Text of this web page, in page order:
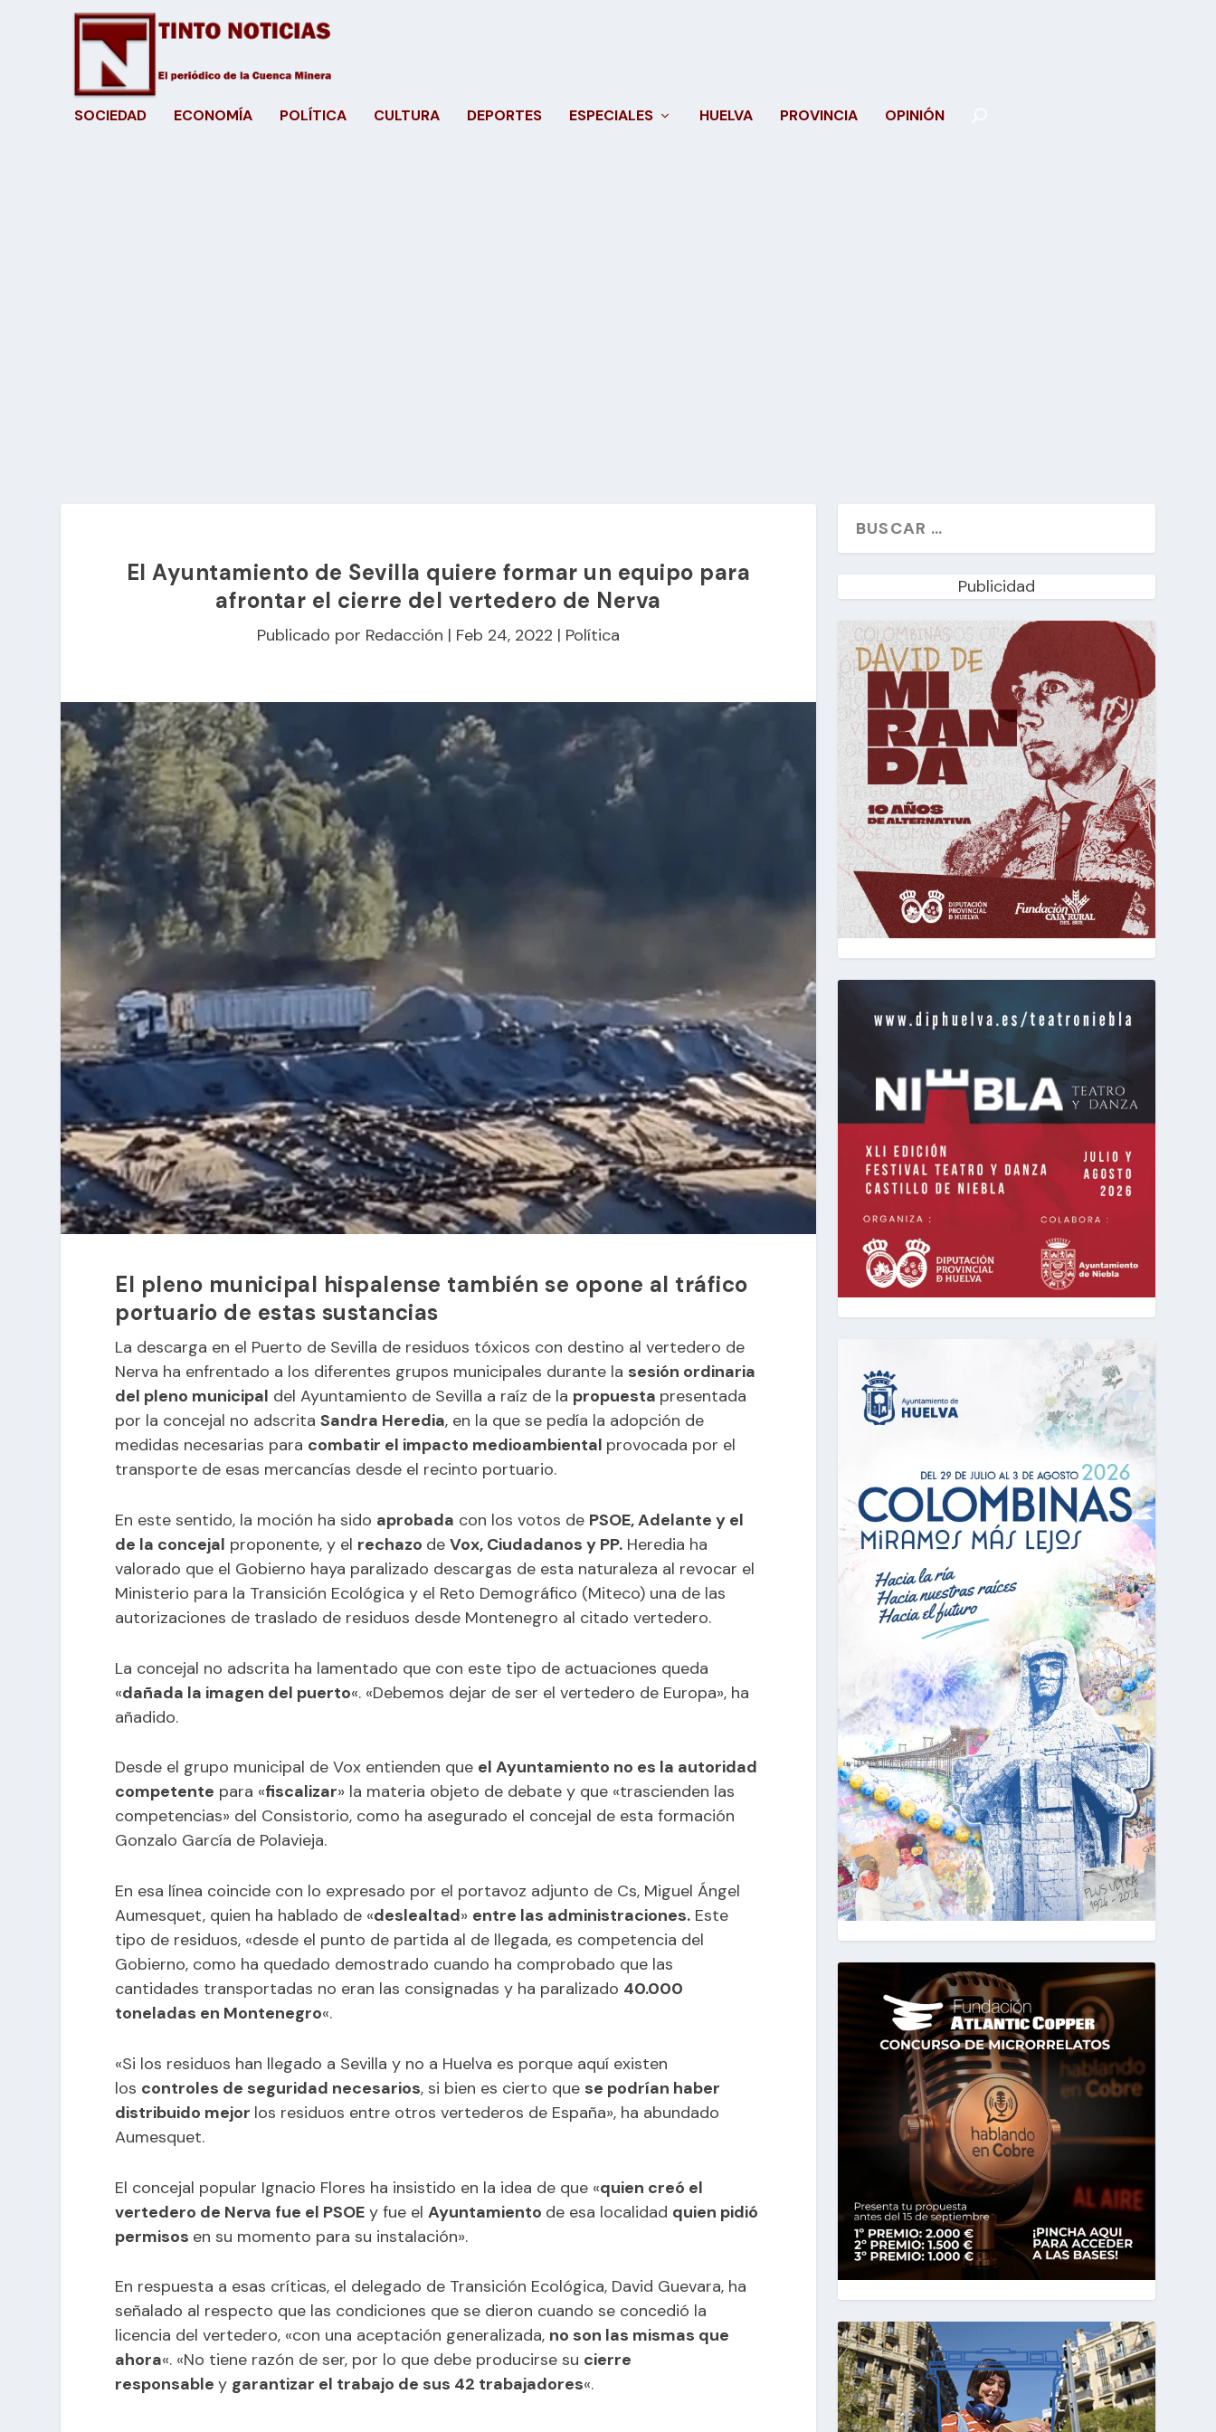
SOCIEDAD ECONOMÍA POLÍTICA CULTURA DEPORTES ESPECIALES HUELVA PROVINCIA OPINIÓN
El Ayuntamiento de Sevilla quiere formar un equipo para
afrontar el cierre del vertedero de Nerva
Publicado por Redacción | Feb 24, 2022 | Política
El pleno municipal hispalense también se opone al tráfico
portuario de estas sustancias
La descarga en el Puerto de Sevilla de residuos tóxicos con destino al vertedero de
Nerva ha enfrentado a los diferentes grupos municipales durante la sesión ordinaria
del pleno municipal del Ayuntamiento de Sevilla a raíz de la propuesta presentada
por la concejal no adscritaSandra Heredia, en la que se pedía la adopción de
medidas necesarias para combatir el impacto medioambiental provocada por el
transporte de esas mercancías desde el recinto portuario.
En este sentido, la moción ha sido aprobada con los votos de PSOE, Adelante y el
de la concejal proponente, y el rechazo deVox, Ciudadanos y PP. Heredia ha
valorado que el Gobierno haya paralizado descargas de esta naturaleza al revocar el
Ministerio para la Transición Ecológica y el Reto Demográfico (Miteco) una de las
autorizaciones de traslado de residuos desde Montenegro al citado vertedero.
La concejal no adscrita ha lamentado que con este tipo de actuaciones queda
«dañada la imagen del puerto«. «Debemos dejar de ser el vertedero de Europa», ha
añadido.
Desde el grupo municipal de Vox entienden que el Ayuntamiento no es la autoridad
competente para «fiscalizar» la materia objeto de debate y que «trascienden las
competencias» del Consistorio, como ha asegurado el concejal de esta formación
Gonzalo García de Polavieja.
En esa línea coincide con lo expresado por el portavoz adjunto de Cs, Miguel Ángel
Aumesquet, quien ha hablado de «deslealtad» entre las administraciones. Este
tipo de residuos, «desde el punto de partida al de llegada, es competencia del
Gobierno, como ha quedado demostrado cuando ha comprobado que las
cantidades transportadas no eran las consignadas y ha paralizado 40.000
toneladas en Montenegro«.
«Si los residuos han llegado a Sevilla y no a Huelva es porque aquí existen
los controles de seguridad necesarios, si bien es cierto que se podrían haber
distribuido mejor los residuos entre otros vertederos de España», ha abundado
Aumesquet.
El concejal popular Ignacio Flores ha insistido en la idea de que «quien creó el
vertedero de Nerva fue el PSOE y fue elAyuntamiento de esa localidad quien pidió
permisos en su momento para su instalación».
En respuesta a esas críticas, el delegado de Transición Ecológica, David Guevara, ha
señalado al respecto que las condiciones que se dieron cuando se concedió la
licencia del vertedero, «con una aceptación generalizada, no son las mismas que
ahora«. «No tiene razón de ser, por lo que debe producirse su cierre
responsabley garantizar el trabajo de sus 42 trabajadores«.
Publicidad